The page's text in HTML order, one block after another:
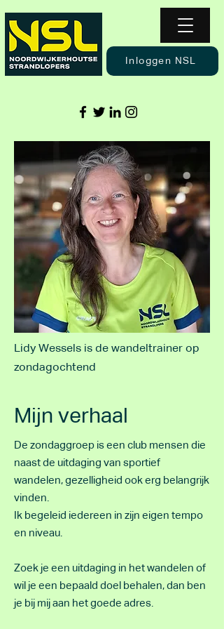
Inloggen NSL
Lidy Wessels is de wandeltrainer op
zondagochtend
Mijn verhaal
De zondaggroep is een club mensen die
naast de uitdaging van sportief
wandelen, gezelligheid ook erg belangrijk
vinden.
Ik begeleid iedereen in zijn eigen tempo
en niveau.
Zoek je een uitdaging in het wandelen of
wil je een bepaald doel behalen, dan ben
je bij mij aan het goede adres.